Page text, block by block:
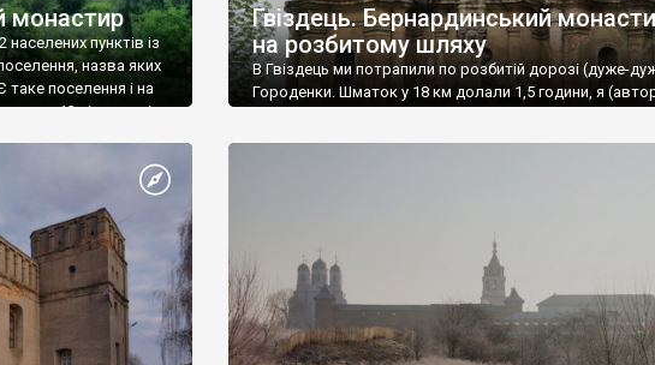
монастир
населених пунктів із
назва яких
поселення і на
за 13 кілометрів
пізніше відійшов
Гвіздець. Бернардинський
на розбитому шляху
В Гвіздець ми потрапили по розбитій дорозі (дуже-
Городенки. Шматок у 18 км долали 1,5 години, я